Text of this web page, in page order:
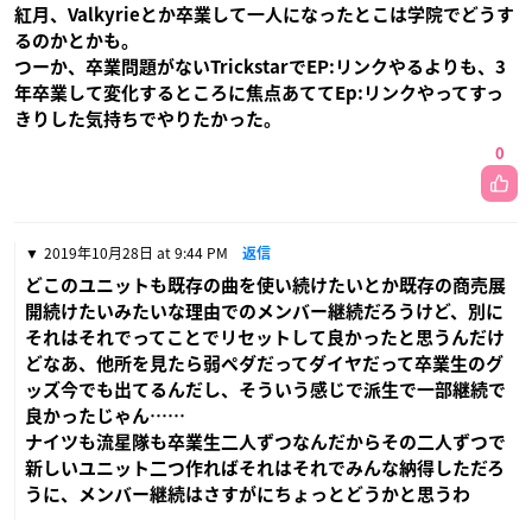
紅月、Valkyrieとか卒業して一人になったとこは学院でどうす
るのかとかも。
つーか、卒業問題がないTrickstarでEP:リンクやるよりも、3
年卒業して変化するところに焦点あててEp:リンクやってすっ
きりした気持ちでやりたかった。
0
2019年10月28日 at 9:44 PM 返信
どこのユニットも既存の曲を使い続けたいとか既存の商売展
開続けたいみたいな理由でのメンバー継続だろうけど、別に
それはそれでってことでリセットして良かったと思うんだけ
どなあ、他所を見たら弱ペダだってダイヤだって卒業生のグ
ッズ今でも出てるんだし、そういう感じで派生で一部継続で
良かったじゃん……
ナイツも流星隊も卒業生二人ずつなんだからその二人ずつで
新しいユニット二つ作ればそれはそれでみんな納得しただろ
うに、メンバー継続はさすがにちょっとどうかと思うわ